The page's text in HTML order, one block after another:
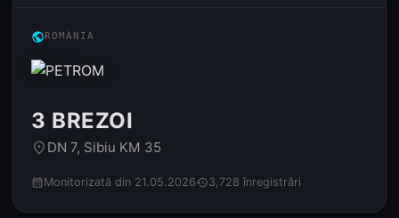
publicROMÂNIA
3 BREZOI
place DN 7, Sibiu KM 35
calendar_month Monitorizată din 21.05.2026history3,728 înregistrări